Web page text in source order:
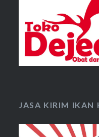
JASA KIRIM IKAN